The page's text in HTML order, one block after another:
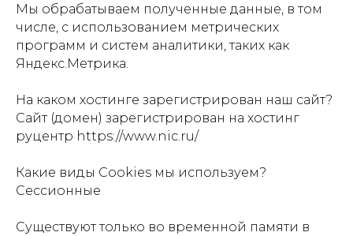
Мы обрабатываем полученные данные, в том
числе, с использованием метрических
программ и систем аналитики, таких как
Яндекс.Метрика.
На каком хостинге зарегистрирован наш сайт?
Сайт (домен) зарегистрирован на хостинг
руцентр https://www.nic.ru/
Какие виды Сookies мы используем?
Сессионные
Существуют только во временной памяти в